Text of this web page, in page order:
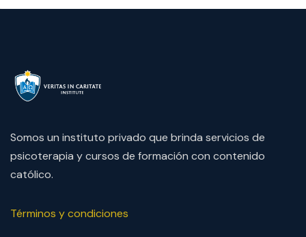
Somos un instituto privado que brinda servicios de
psicoterapia y cursos de formación con contenido
católico.
Términos y condiciones